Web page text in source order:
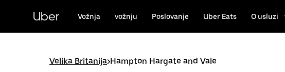
sadržaj
Uber Vožnja vožnju Poslovanje Uber Eats O usluzi
Velika Britanija>Hampton Hargate and Vale